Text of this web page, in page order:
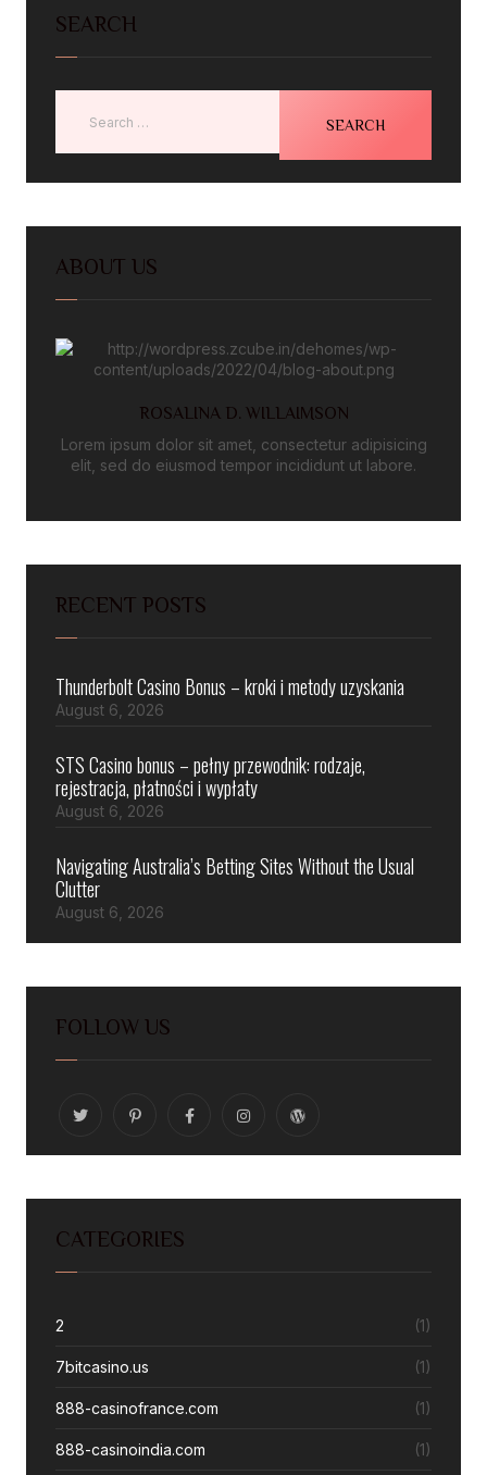
SEARCH
ABOUT US
ROSALINA D. WILLAIMSON
Lorem ipsum dolor sit amet, consectetur adipisicing
elit, sed do eiusmod tempor incididunt ut labore.
RECENT POSTS
Thunderbolt Casino Bonus – kroki i metody uzyskania
August 6, 2026
STS Casino bonus – pełny przewodnik: rodzaje,
rejestracja, płatności i wypłaty
August 6, 2026
Navigating Australia’s Betting Sites Without the Usual
Clutter
August 6, 2026
FOLLOW US
CATEGORIES
2 (1)
7bitcasino.us (1)
888-casinofrance.com (1)
888-casinoindia.com (1)